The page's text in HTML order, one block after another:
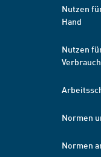
Nutzen
Hand
Nutzen
Normen
Normen